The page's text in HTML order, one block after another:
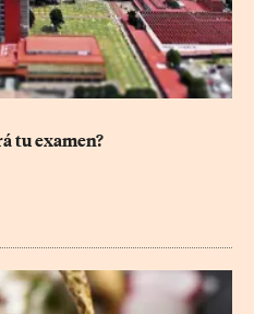
tu examen?